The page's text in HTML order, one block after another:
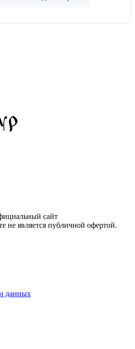
сайт
не является публичной офертой.
данных